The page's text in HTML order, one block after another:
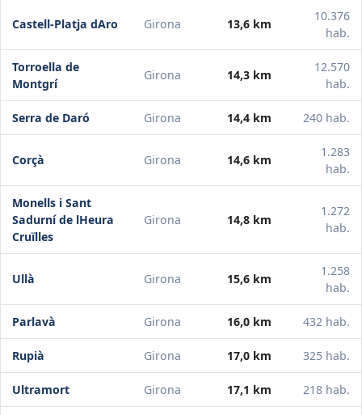
Castell-Platja dAro Girona 13,6 km
10.376
hab.
Torroella de
Montgrí
Girona 14,3 km
12.570
hab.
Serra de Daró Girona 14,4 km 240 hab.
Corçà Girona 14,6 km
1.283
hab.
Monells i Sant
Sadurní de lHeura
Cruïlles
Girona 14,8 km
1.272
hab.
Ullà Girona 15,6 km
1.258
hab.
Parlavà Girona 16,0 km 432 hab.
Rupià Girona 17,0 km 325 hab.
Ultramort Girona 17,1 km 218 hab.